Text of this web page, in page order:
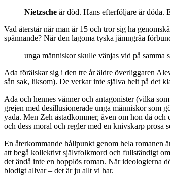
Nietzsche är död. Hans efterföljare är döda.
Vad återstår när man är 15 och tror sig ha
spännande? När den lagoma tyska jämngråa
unga människor skulle vänjas vid på
Ada förälskar sig i den tre år äldre överliggaren
sån sak, liksom). De verkar inte själva helt på det
Ada och hennes vänner och antagonister (vilka
grejen med desillusionerade unga människor som
yada. Men Zeh åstadkommer, även om hon då
och dess moral och regler med en knivskarp
En återkommande hållpunkt genom hela romanen
att begå kollektivt självfolkmord och fullständigt
det ändå inte en hopplös roman. När ideologierna
blodigt allvar – det är ju allt vi har.